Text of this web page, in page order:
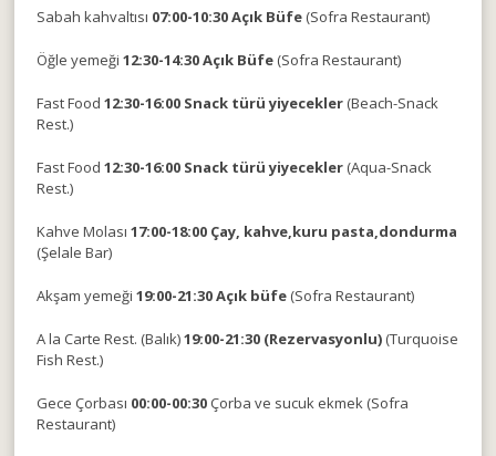
Sabah kahvaltısı 07:00-10:30 Açık Büfe (Sofra Restaurant)
Öğle yemeği12:30-14:30 Açık Büfe (Sofra Restaurant)
Fast Food12:30-16:00 Snack türü yiyecekler (Beach-Snack
Rest.)
Fast Food12:30-16:00 Snack türü yiyecekler (Aqua-Snack
Rest.)
Kahve Molası17:00-18:00 Çay, kahve,kuru pasta,dondurma
(Şelale Bar)
Akşam yemeği 19:00-21:30 Açık büfe (Sofra Restaurant)
A la Carte Rest. (Balık)19:00-21:30 (Rezervasyonlu) (Turquoise
Fish Rest.)
Gece Çorbası 00:00-00:30 Çorba ve sucuk ekmek (Sofra
Restaurant)